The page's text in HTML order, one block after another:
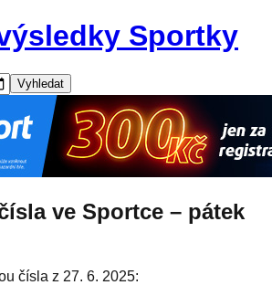
Sportky
Vyhledat
ve Sportce – pátek
čísla z 27. 6. 2025: